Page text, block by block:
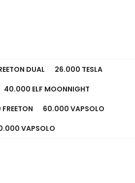
DUAL
26.000 TESLA
40.000 ELF MOONNIGHT
60.000 VAPSOLO
VAPSOLO